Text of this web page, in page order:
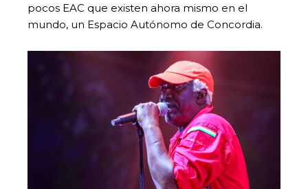
pocos EAC que existen ahora mismo en el
mundo, un Espacio Autónomo de Concordia.